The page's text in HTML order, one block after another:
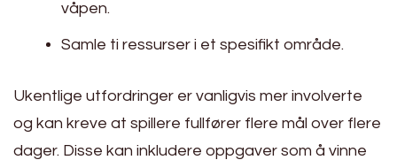
våpen.
Samle ti ressurser i et spesifikt område.
Ukentlige utfordringer er vanligvis mer involverte
og kan kreve at spillere fullfører flere mål over flere
dager. Disse kan inkludere oppgaver som å vinne